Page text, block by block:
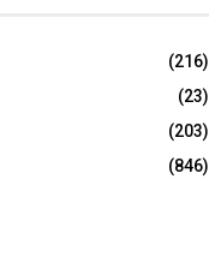
(216)
(23)
(203)
(846)